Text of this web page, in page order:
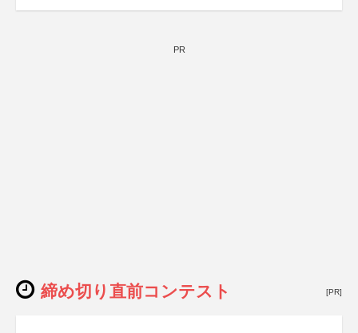
PR
締め切り直前コンテスト [PR]